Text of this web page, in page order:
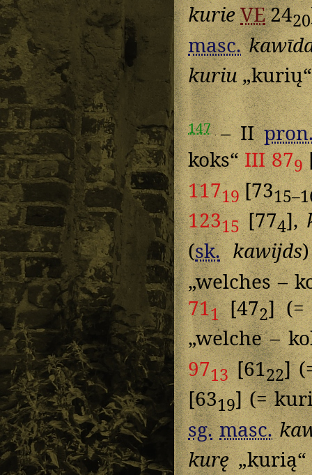
kurieVE2420
masc.
kuriu
147– II
koks“III 879
11719[73
12315[774],
(sk. kawijds
„welches –
711[472]
„welche –
9713[6122]
[6319] (=
sg. masc.
kurę